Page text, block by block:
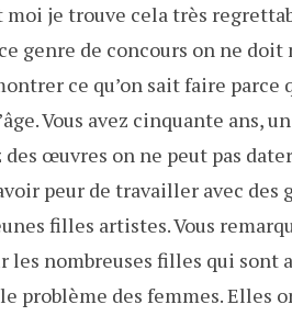
moi je trouve cela très
genre de concours on ne
ce qu’on sait faire parce
Vous avez cinquante ans,
des œuvres on ne peut pas
peur de travailler avec des
filles artistes. Vous
nombreuses filles qui sont
problème des femmes. Elles